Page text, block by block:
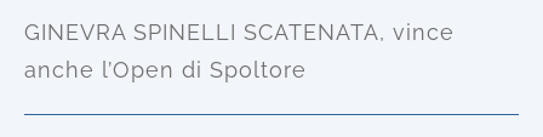
GINEVRA SPINELLI SCATENATA, vince
anche l’Open di Spoltore